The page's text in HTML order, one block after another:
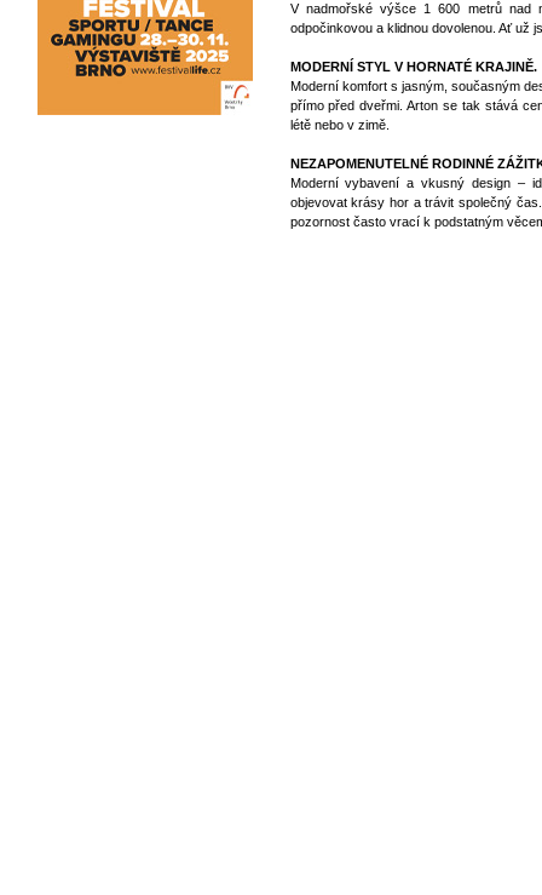
V nadmořské výšce 1 600 metrů nad
odpočinkovou a klidnou dovolenou. Ať už
MODERNÍ STYL V HORNATÉ KRAJINĚ.
Moderní komfort s jasným, současným
přímo před dveřmi. Arton se tak stává
létě nebo v zimě.
NEZAPOMENUTELNÉ RODINNÉ
Moderní vybavení a vkusný design –
objevovat krásy hor a trávit společný
pozornost často vrací k podstatným